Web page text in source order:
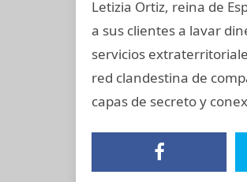
Letizia Ortiz, reina de
a sus clientes a lavar
servicios
red clandestina de
capas de secreto y